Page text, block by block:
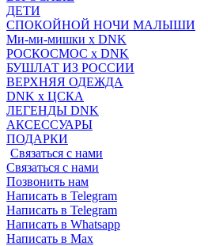
ДЕТИ
СПОКОЙНОЙ НОЧИ МАЛЫШИ
Ми-ми-мишки x DNK
РОСКОСМОС x DNK
БУШЛАТ ИЗ РОССИИ
ВЕРХНЯЯ ОДЕЖДА
DNK x ЦСКА
ЛЕГЕНДЫ DNK
АКСЕССУАРЫ
ПОДАРКИ
Связаться с нами
Связаться с нами
Позвонить нам
Написать в Telegram
Написать в Telegram
Написать в Whatsapp
Написать в Max